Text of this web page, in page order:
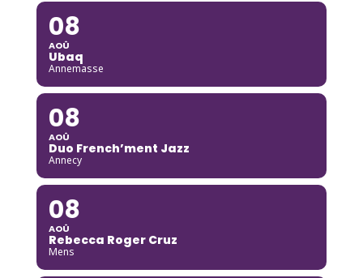
08
AOÛ
Ubaq
Annemasse
08
AOÛ
Duo French’ment Jazz
Annecy
08
AOÛ
Rebecca Roger Cruz
Mens